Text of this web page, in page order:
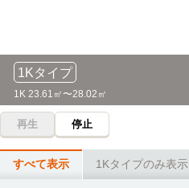
1Kタイプ
1K 23.61㎡〜28.02㎡
再生 停止
すべて表示 1Kタイプのみ表示